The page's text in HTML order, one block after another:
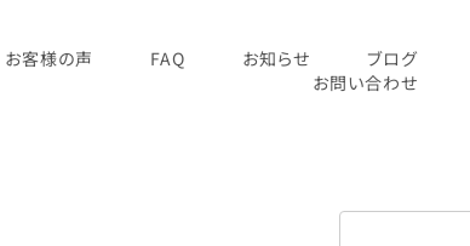
お客様の声 FAQ お知らせ
ブログ
お問い合わせ